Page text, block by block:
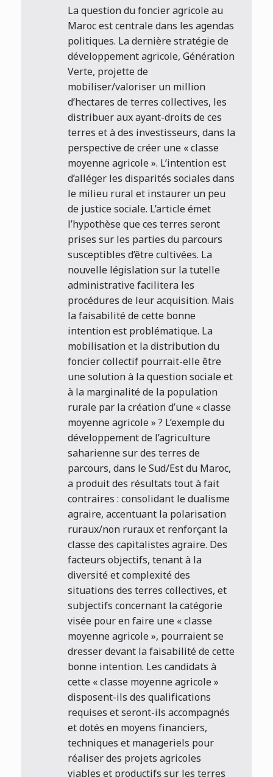
La question du foncier agricole au
Maroc est centrale dans les agendas
politiques. La dernière stratégie de
développement agricole, Génération
Verte, projette de
mobiliser/valoriser un million
d’hectares de terres collectives, les
distribuer aux ayant-droits de ces
terres et à des investisseurs, dans la
perspective de créer une « classe
moyenne agricole ». L’intention est
d’alléger les disparités sociales dans
le milieu rural et instaurer un peu
de justice sociale. L’article émet
l’hypothèse que ces terres seront
prises sur les parties du parcours
susceptibles d’être cultivées. La
nouvelle législation sur la tutelle
administrative facilitera les
procédures de leur acquisition. Mais
la faisabilité de cette bonne
intention est problématique. La
mobilisation et la distribution du
foncier collectif pourrait-elle être
une solution à la question sociale et
à la marginalité de la population
rurale par la création d’une « classe
moyenne agricole » ? L’exemple du
développement de l’agriculture
saharienne sur des terres de
parcours, dans le Sud/Est du Maroc,
a produit des résultats tout à fait
contraires : consolidant le dualisme
agraire, accentuant la polarisation
ruraux/non ruraux et renforçant la
classe des capitalistes agraire. Des
facteurs objectifs, tenant à la
diversité et complexité des
situations des terres collectives, et
subjectifs concernant la catégorie
visée pour en faire une « classe
moyenne agricole », pourraient se
dresser devant la faisabilité de cette
bonne intention. Les candidats à
cette « classe moyenne agricole »
disposent-ils des qualifications
requises et seront-ils accompagnés
et dotés en moyens financiers,
techniques et manageriels pour
réaliser des projets agricoles